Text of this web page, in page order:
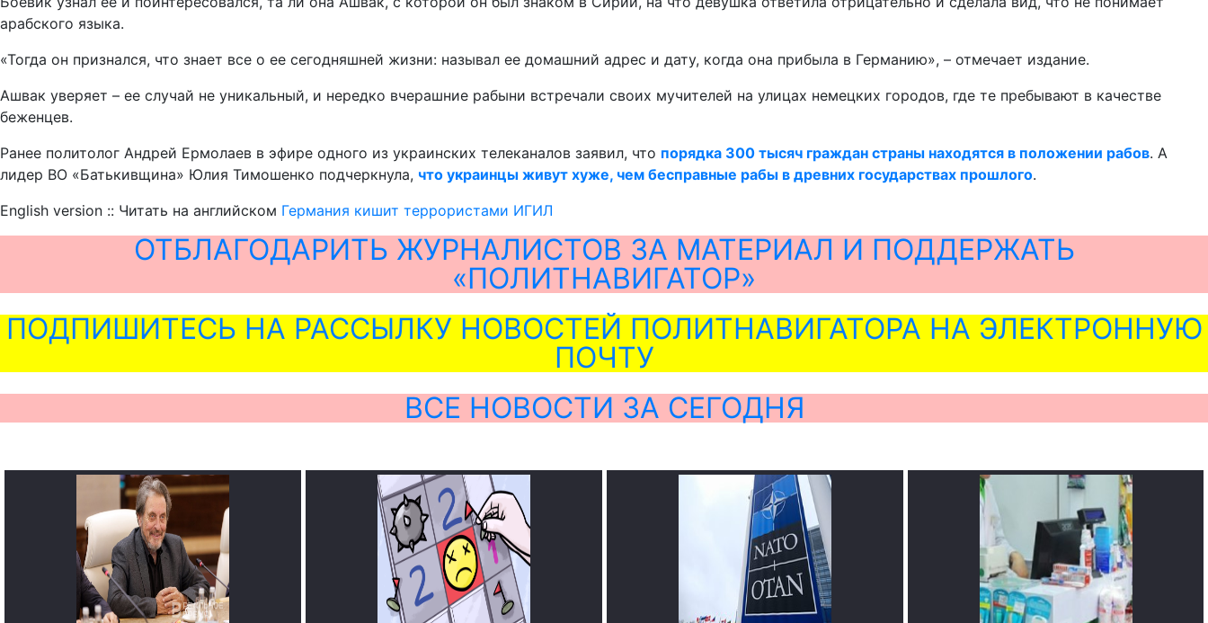
арабского языка.
«Тогда он признался, что знает все о ее сегодняшней жизни: называл ее домашний адрес и дату, когда она прибыла в Германию», – отмечает издание.
Ашвак уверяет – ее случай не уникальный, и нередко вчерашние рабыни встречали своих мучителей на улицах немецких городов, где те пребывают в качестве
беженцев.
Ранее политолог Андрей Ермолаев в эфире одного из украинских телеканалов заявил, что порядка 300 тысяч граждан страны находятся в положении рабов. А
лидер ВО «Батькивщина» Юлия Тимошенко подчеркнула, что украинцы живут хуже, чем бесправные рабы в древних государствах прошлого.
English version :: Читать на английском Германия кишит террористами ИГИЛ
ОТБЛАГОДАРИТЬ ЖУРНАЛИСТОВ ЗА МАТЕРИАЛ И ПОДДЕРЖАТЬ
«ПОЛИТНАВИГАТОР»
ПОДПИШИТЕСЬ НА РАССЫЛКУ НОВОСТЕЙ ПОЛИТНАВИГАТОРА НА ЭЛЕКТРОННУЮ
ПОЧТУ
ВСЕ НОВОСТИ ЗА СЕГОДНЯ